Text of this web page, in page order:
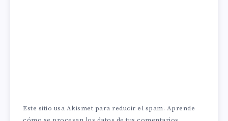
Este sitio usa Akismet para reducir el spam. Aprende